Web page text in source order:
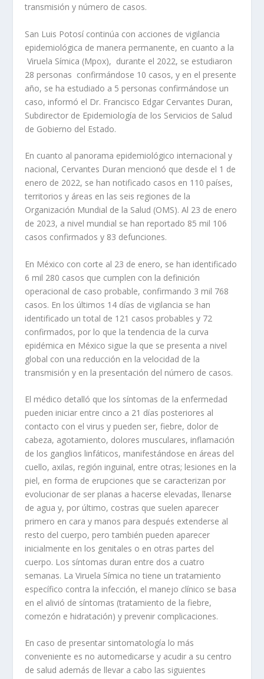
transmisión y número de casos.
San Luis Potosí continúa con acciones de vigilancia
epidemiológica de manera permanente, en cuanto a la
Viruela Símica (Mpox), durante el 2022, se estudiaron
28 personas confirmándose 10 casos, y en el presente
año, se ha estudiado a 5 personas confirmándose un
caso, informó el Dr. Francisco Edgar Cervantes Duran,
Subdirector de Epidemiología de los Servicios de Salud
de Gobierno del Estado.
En cuanto al panorama epidemiológico internacional y
nacional, Cervantes Duran mencionó que desde el 1 de
enero de 2022, se han notificado casos en 110 países,
territorios y áreas en las seis regiones de la
Organización Mundial de la Salud (OMS). Al 23 de enero
de 2023, a nivel mundial se han reportado 85 mil 106
casos confirmados y 83 defunciones.
En México con corte al 23 de enero, se han identificado
6 mil 280 casos que cumplen con la definición
operacional de caso probable, confirmando 3 mil 768
casos. En los últimos 14 días de vigilancia se han
identificado un total de 121 casos probables y 72
confirmados, por lo que la tendencia de la curva
epidémica en México sigue la que se presenta a nivel
global con una reducción en la velocidad de la
transmisión y en la presentación del número de casos.
El médico detalló que los síntomas de la enfermedad
pueden iniciar entre cinco a 21 días posteriores al
contacto con el virus y pueden ser, fiebre, dolor de
cabeza, agotamiento, dolores musculares, inflamación
de los ganglios linfáticos, manifestándose en áreas del
cuello, axilas, región inguinal, entre otras; lesiones en la
piel, en forma de erupciones que se caracterizan por
evolucionar de ser planas a hacerse elevadas, llenarse
de agua y, por último, costras que suelen aparecer
primero en cara y manos para después extenderse al
resto del cuerpo, pero también pueden aparecer
inicialmente en los genitales o en otras partes del
cuerpo. Los síntomas duran entre dos a cuatro
semanas. La Viruela Símica no tiene un tratamiento
específico contra la infección, el manejo clínico se basa
en el alivió de síntomas (tratamiento de la fiebre,
comezón e hidratación) y prevenir complicaciones.
En caso de presentar sintomatología lo más
conveniente es no automedicarse y acudir a su centro
de salud además de llevar a cabo las siguientes